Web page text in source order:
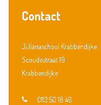
Contact
Julianaschool Krabbendijke
Scoudestraat 19
Krabbendijke
0113 50 18 46